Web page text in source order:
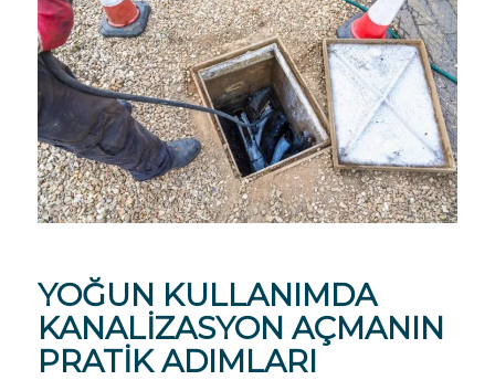
YOĞUN KULLANIMDA
KANALIZASYON AÇMANIN
PRATIK ADIMLARI